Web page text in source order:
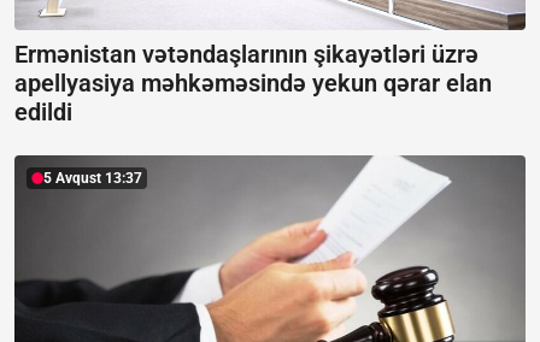
Ermənistan vətəndaşlarının şikayətləri üzrə
apellyasiya məhkəməsində yekun qərar elan
edildi
5 Avqust 13:37